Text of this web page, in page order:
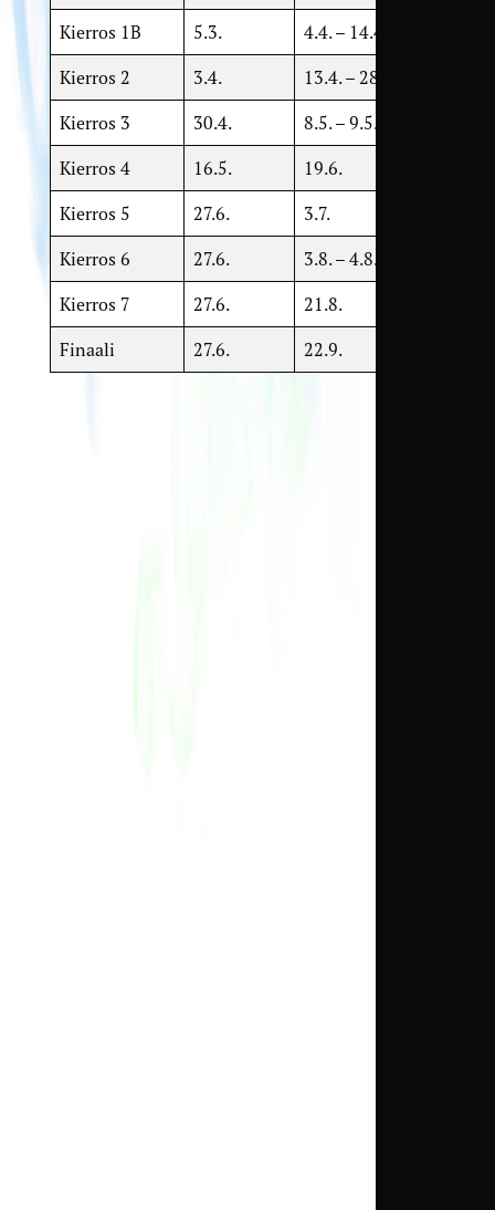
Kierros 1B 5.3. 4.4. – 14.4.
Kierros 2 3.4. 13.4. – 28.4.
Kierros 3 30.4. 8.5. – 9.5.
Kierros 4 16.5. 19.6.
Kierros 5 27.6. 3.7.
Kierros 6 27.6. 3.8. – 4.8.
Kierros 7 27.6. 21.8.
Finaali 27.6. 22.9.